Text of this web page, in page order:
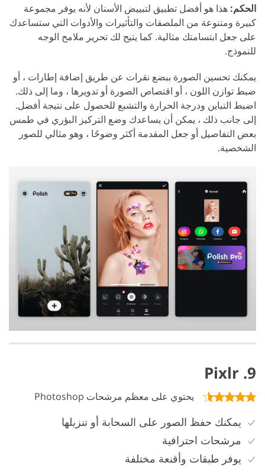
الحكم: هذا هو أفضل تطبيق لتبييض الأسنان لأنه يوفر مجموعة
كبيرة ومتنوعة من الملصقات والتأثيرات والأدوات التي ستساعدك
على جعل ابتسامتك مثالية. كما يتيح لك تحرير ملامح الوجه
للنموذج.
يمكنك تحسين الصورة ببضع نقرات عن طريق إضافة إطارات ، أو
ضبط توازن اللون ، أو اقتصاص الصورة أو تدويرها ، وما إلى ذلك.
اضبط التباين ودرجة الحرارة والتشبع للحصول على نتيجة أفضل.
إلى جانب ذلك ، يمكن أن يساعدك وضع التركيز البؤري في طمس
بعض التفاصيل أو جعل المقدمة أكثر وضوحًا ، وهو مثالي للصور
الشخصية.
9. Pixlr
يحتوي على معظم مرشحات Photoshop
يمكنك حفظ الصور على السحابة أو تنزيلها
مرشحات احترافية
يوفر طبقات وأقنعة مختلفة